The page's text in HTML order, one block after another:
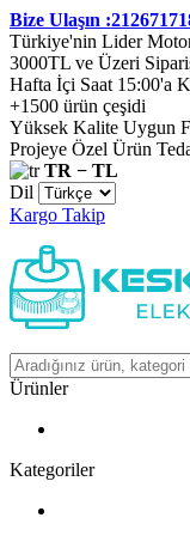
Bize Ulaşın
Türkiye'nin Lider
3000TL ve Üzeri
Hafta İçi Saat 15:00'a
+1500 ürün çeşidi
Yüksek Kalite Uygun
Projeye Özel Ürün
TR − TL
Dil
Kargo Takip
Ürünler
Kategoriler